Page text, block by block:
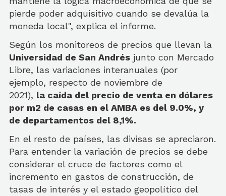
pierde poder adquisitivo cuando se devalúa la
moneda local", explica el informe.
Según los monitoreos de precios que llevan la
Universidad de San Andrés junto con Mercado
Libre, las variaciones interanuales (por
ejemplo, respecto de noviembre de
2021), la caída del precio de venta en dólares
por m2 de casas en el AMBA es del 9.0%, y
de departamentos del 8,1%.
En el resto de países, las divisas se apreciaron.
Para entender la variación de precios se debe
considerar el cruce de factores como el
incremento en gastos de construcción, de
tasas de interés y el estado geopolítico del